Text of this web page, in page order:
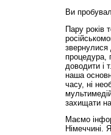
Ви
Пару років
звернулися
процедура,
доводити і
наша
часу, ні
захищати
Маємо
Німеччині.